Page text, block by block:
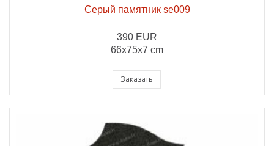
Серый памятник se009
390 EUR
66x75x7 cm
Заказать